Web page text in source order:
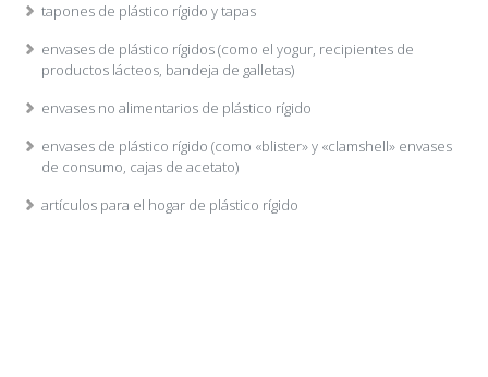
tapones de plástico rígido y tapas
envases de plástico rígidos (como el yogur, recipientes de
productos lácteos, bandeja de galletas)
envases no alimentarios de plástico rígido
envases de plástico rígido (como «blister» y «clamshell» envases
de consumo, cajas de acetato)
artículos para el hogar de plástico rígido